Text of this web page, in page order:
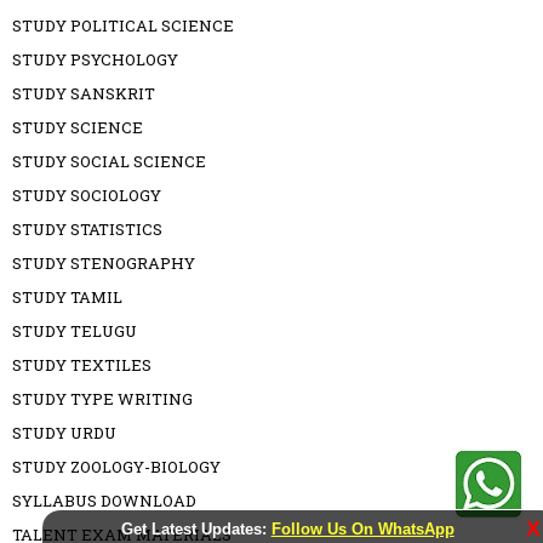
Get Latest Updates: Follow Us On WhatsApp X
STUDY POLITICAL SCIENCE
STUDY PSYCHOLOGY
STUDY SANSKRIT
STUDY SCIENCE
STUDY SOCIAL SCIENCE
STUDY SOCIOLOGY
STUDY STATISTICS
STUDY STENOGRAPHY
STUDY TAMIL
STUDY TELUGU
STUDY TEXTILES
STUDY TYPE WRITING
STUDY URDU
STUDY ZOOLOGY-BIOLOGY
SYLLABUS DOWNLOAD
TALENT EXAM MATERIALS